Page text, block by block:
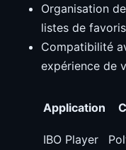
Organisation
listes de
Compatibilité
expérience de
Application
IBO Player